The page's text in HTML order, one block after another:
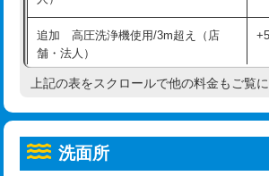
コンクリート斫り（厚さ10㎝超え）
モルタル補修（厚さ10㎝まで）
モルタル補修（厚さ10㎝超え）
洗面台設置
追加人工
給水管工事※（ホール加工)
給水管工事※（バンド止め)
給水管工事※（支持金具設置)
給水管工事※（保温材使用（バンド止
め込み）)
給水管工事※（土の掘削・埋め戻し作
追加 高圧洗浄機使用/3m超え（店
舗・法人）
高度高圧洗浄換
トーラー機使用/3mまで
上記の表をスクロールで他の料金もご覧に
洗面所